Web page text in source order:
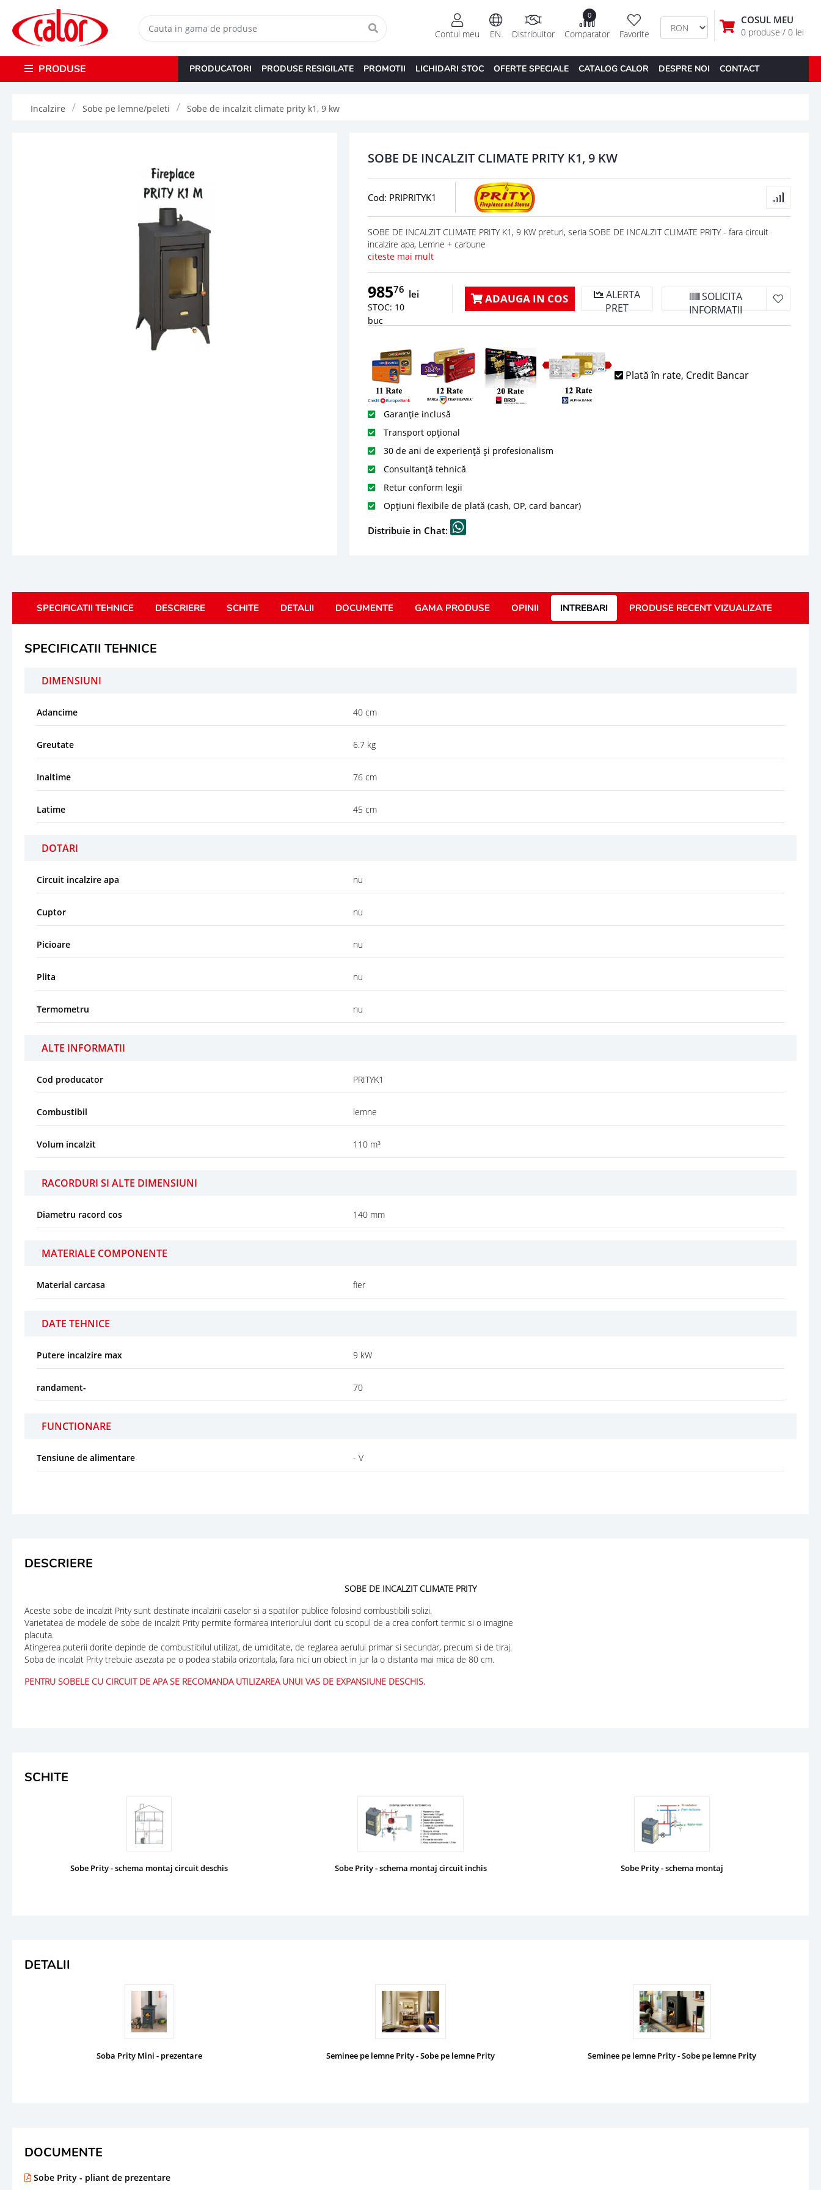
COSUL MEU
0 produse / 0 lei
Favorite
0
Comparator
Distribuitor
EN
Contul meu
PRODUSE PRODUCATORI PRODUSE RESIGILATE PROMOTII LICHIDARI STOC OFERTE SPECIALE CATALOG CALOR DESPRE NOI CONTACT
Incalzire Sobe pe lemne/peleti Sobe de incalzit climate prity k1, 9 kw
SOBE DE INCALZIT CLIMATE PRITY K1, 9 KW
Cod: PRIPRITYK1
SOBE DE INCALZIT CLIMATE PRITY K1, 9 KW preturi, seria SOBE DE INCALZIT CLIMATE PRITY - fara circuit
incalzire apa, Lemne + carbune
citeste mai mult
98576 lei
STOC: 10
buc
ADAUGA IN COS
ALERTA
PRET
SOLICITA
INFORMATII
Plată în rate, Credit Bancar
Garanție inclusă
Transport opțional
30 de ani de experiență și profesionalism
Consultanță tehnică
Retur conform legii
Opțiuni flexibile de plată (cash, OP, card bancar)
Distribuie in Chat:
SPECIFICATII TEHNICE DESCRIERE SCHITE DETALII DOCUMENTE GAMA PRODUSE OPINII INTREBARI PRODUSE RECENT VIZUALIZATE
SPECIFICATII TEHNICE
DIMENSIUNI
Adancime 40 cm
Greutate 6.7 kg
Inaltime 76 cm
Latime 45 cm
DOTARI
Circuit incalzire apa nu
Cuptor nu
Picioare nu
Plita nu
Termometru nu
ALTE INFORMATII
Cod producator PRITYK1
Combustibil lemne
Volum incalzit 110 m³
RACORDURI SI ALTE DIMENSIUNI
Diametru racord cos 140 mm
MATERIALE COMPONENTE
Material carcasa fier
DATE TEHNICE
Putere incalzire max 9 kW
randament- 70
FUNCTIONARE
Tensiune de alimentare - V
DESCRIERE
SOBE DE INCALZIT CLIMATE PRITY
Aceste sobe de incalzit Prity sunt destinate incalzirii caselor si a spatiilor publice folosind combustibili solizi.
Varietatea de modele de sobe de incalzit Prity permite formarea interiorului dorit cu scopul de a crea confort termic si o imagine
placuta.
Atingerea puterii dorite depinde de combustibilul utilizat, de umiditate, de reglarea aerului primar si secundar, precum si de tiraj.
Soba de incalzit Prity trebuie asezata pe o podea stabila orizontala, fara nici un obiect in jur la o distanta mai mica de 80 cm.
PENTRU SOBELE CU CIRCUIT DE APA SE RECOMANDA UTILIZAREA UNUI VAS DE EXPANSIUNE DESCHIS.
SCHITE
Sobe Prity - schema montaj circuit deschis Sobe Prity - schema montaj circuit inchis Sobe Prity - schema montaj
DETALII
Soba Prity Mini - prezentare Seminee pe lemne Prity - Sobe pe lemne Prity Seminee pe lemne Prity - Sobe pe lemne Prity
DOCUMENTE
Sobe Prity - pliant de prezentare